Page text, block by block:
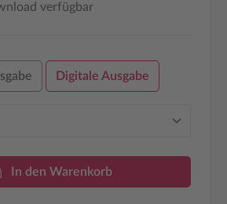
verfügbar
Digitale Ausgabe
Gib den gewünschten
In den Warenkorb